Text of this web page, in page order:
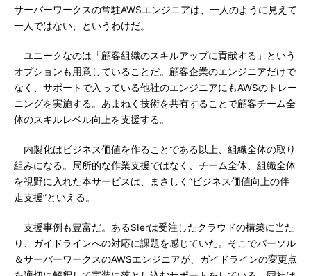
サーバーワークスの常駐AWSエンジニアは、一人のように見えて
一人ではない、というわけだ。
ユニークなのは「顧客組織のスキルアップに貢献する」という
オプションも用意していることだ。顧客企業のエンジニアだけで
なく、サポートで入っている他社のエンジニアにもAWSのトレー
ニングを実施する。あまねく技術を共有することで顧客チーム全
体のスキルレベル向上を支援する。
内製化はビジネス価値を作ることである以上、組織全体の取り
組みになる。局所的な作業支援ではなく、チーム全体、組織全体
を視野に入れた本サービスは、まさしく“ビジネス価値向上の伴
走支援”といえる。
支援事例も豊富だ。あるSIerは受注したクラウドの構築に当た
り、ガイドラインへの対応に課題を感じていた。そこでパーソル
＆サーバーワークスのAWSエンジニアが、ガイドラインの変更点